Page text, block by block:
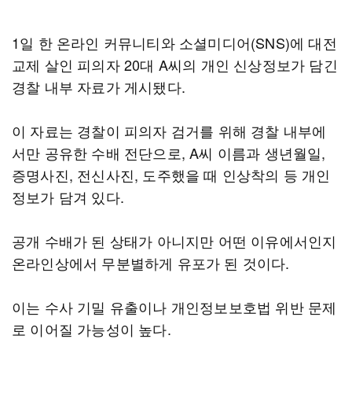
1일 한 온라인 커뮤니티와 소셜미디어(SNS)에 대전
교제 살인 피의자 20대 A씨의 개인 신상정보가 담긴
경찰 내부 자료가 게시됐다.
이 자료는 경찰이 피의자 검거를 위해 경찰 내부에
서만 공유한 수배 전단으로, A씨 이름과 생년월일,
증명사진, 전신사진, 도주했을 때 인상착의 등 개인
정보가 담겨 있다.
공개 수배가 된 상태가 아니지만 어떤 이유에서인지
온라인상에서 무분별하게 유포가 된 것이다.
이는 수사 기밀 유출이나 개인정보보호법 위반 문제
로 이어질 가능성이 높다.